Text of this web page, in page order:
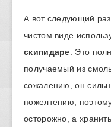
А вот следующий
чистом виде
скипидаре . Это
получаемый из
сожалению, он
пожелтению,
осторожно, а